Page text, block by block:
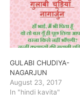
GULABI CHUDIYA-
NAGARJUN
August 23, 2017
In "hindi kavita"